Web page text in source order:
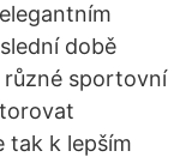
době
různé sportovní
tak k lepším